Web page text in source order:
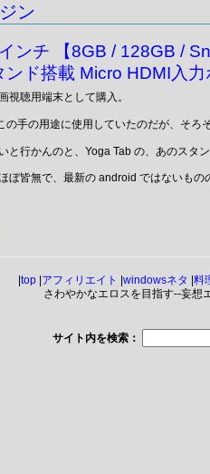
ン
ンチ 【8GB / 128GB /
ンド搭載 Micro HDMI入
視聴用端末として購入。
の手の用途に使用していたのだが、そ
と行かんのと、Yoga Tab の、あのスタ
ぼ皆無で、最新の android ではないも
|top |アフィリエイト |windowsネタ |料
さわやかなエロスを目指す--妄
サイト内を検索：